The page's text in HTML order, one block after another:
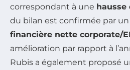
correspondant à une hausse
du bilan est confirmée par
financière nette corporate/
amélioration par rapport à
Rubis a également proposé